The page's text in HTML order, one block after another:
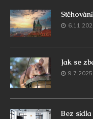
Jak se
9.7.2025
Bez